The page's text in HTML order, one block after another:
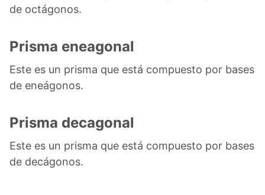
de octágonos.
Prisma eneagonal
Este es un prisma que está compuesto por bases
de eneágonos.
Prisma decagonal
Este es un prisma que está compuesto por bases
de decágonos.